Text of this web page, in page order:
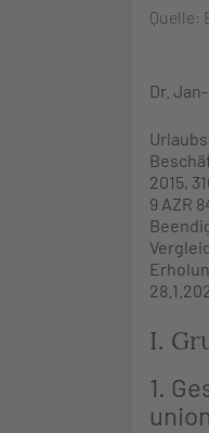
Quelle:
Dr. Jan-
2015,
9 AZR
I.
1.